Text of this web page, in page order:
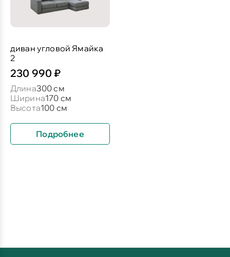
диван угловой Ямайка
2
230 990 ₽
Длина300 см
Ширина170 см
Высота100 см
Подробнее